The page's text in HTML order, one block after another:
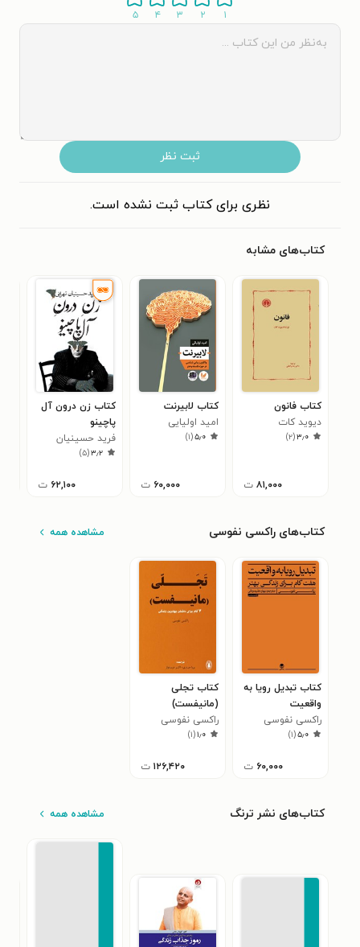
۱ ۲ ۳ ۴ ۵
ثبت نظر
نظری برای کتاب ثبت نشده است.
کتاب‌های مشابه
کتاب فانون
دیوید کات
۳٫۰(۲)
۸۱,۰۰۰ ت
کتاب لابیرنت
امید اولیایی
۵٫۰(۱)
۶۰,۰۰۰ ت
کتاب زن درون آل
پاچینو
فرید حسینیان
تهرانی
۳٫۲(۵)
۶۲,۱۰۰ ت
کتاب‌های راکسی نفوسی مشاهده همه
کتاب تبدیل رویا به
واقعیت
راکسی نفوسی
۵٫۰(۱)
۶۰,۰۰۰ ت
کتاب تجلی
(مانیفست)
راکسی نفوسی
۱٫۰(۱)
۱۲۶,۴۲۰ ت
کتاب‌های نشر ترنگ مشاهده همه